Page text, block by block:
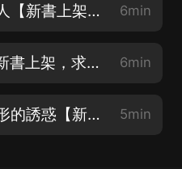
冰山總裁 006 絕色美人【新書上架，求訂閱、好評、月票】 6min
冰山總裁 007 同居【新書上架，求訂閱、好評、月票】 6min
冰山總裁 008 如影隨形的誘惑【新書上架，求訂閱、好評、月票】 5min